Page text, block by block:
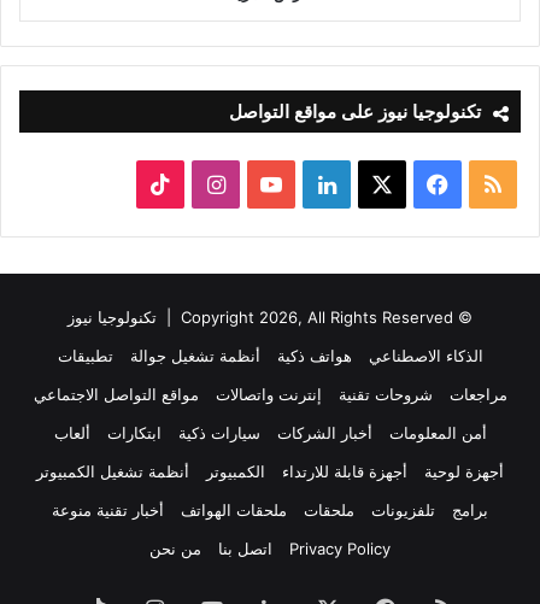
تكنولوجيا نيوز على مواقع التواصل
ملخص
الموقع
RSS
فيسبوك لينكدإن‫YouTubeانستقرام
© Copyright 2026, All Rights Reserved |
تكنولوجيا نيوز
الذكاء الاصطناعي
هواتف ذكية أنظمة تشغيل جوالة
تطبيقات
مراجعات
شروحات تقنية إنترنت واتصالات
مواقع التواصل الاجتماعي
أمن المعلومات
أخبار الشركات سيارات ذكية ابتكارات
ألعاب
أجهزة لوحية
أجهزة قابلة للارتداء الكمبيوتر
أنظمة تشغيل الكمبيوتر
برامج
تلفزيونات ملحقات ملحقات الهواتف
أخبار تقنية منوعة
Privacy Policy
اتصل بنا من نحن